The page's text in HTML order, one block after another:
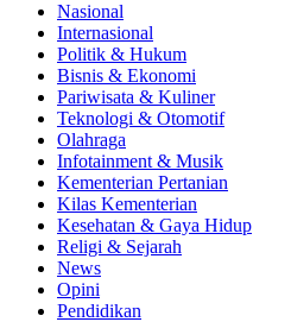
Nasional
Internasional
Politik & Hukum
Bisnis & Ekonomi
Pariwisata & Kuliner
Teknologi & Otomotif
Olahraga
Infotainment & Musik
Kementerian Pertanian
Kilas Kementerian
Kesehatan & Gaya Hidup
Religi & Sejarah
News
Opini
Pendidikan